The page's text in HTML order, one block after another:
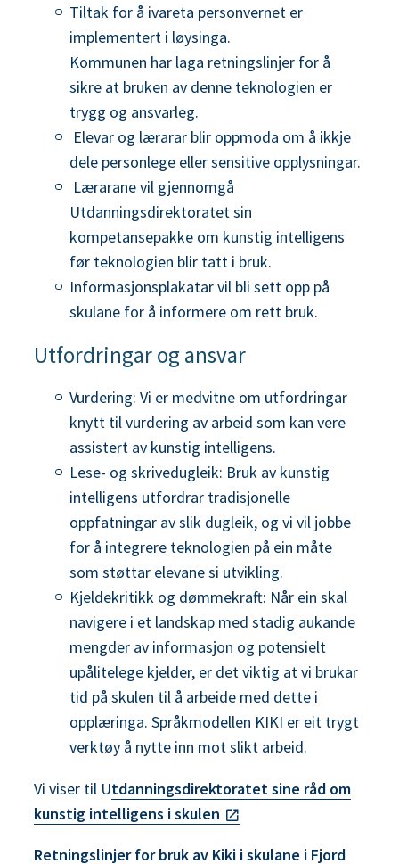
Tiltak for å ivareta personvernet er
implementert i løysinga.
Kommunen har laga retningslinjer for å
sikre at bruken av denne teknologien er
trygg og ansvarleg.
Elevar og lærarar blir oppmoda om å ikkje
dele personlege eller sensitive opplysningar.
Lærarane vil gjennomgå
Utdanningsdirektoratet sin
kompetansepakke om kunstig intelligens
før teknologien blir tatt i bruk.
Informasjonsplakatar vil bli sett opp på
skulane for å informere om rett bruk.
Utfordringar og ansvar
Vurdering: Vi er medvitne om utfordringar
knytt til vurdering av arbeid som kan vere
assistert av kunstig intelligens.
Lese- og skrivedugleik: Bruk av kunstig
intelligens utfordrar tradisjonelle
oppfatningar av slik dugleik, og vi vil jobbe
for å integrere teknologien på ein måte
som støttar elevane si utvikling.
Kjeldekritikk og dømmekraft: Når ein skal
navigere i et landskap med stadig aukande
mengder av informasjon og potensielt
upålitelege kjelder, er det viktig at vi brukar
tid på skulen til å arbeide med dette i
opplæringa. Språkmodellen KIKI er eit trygt
verktøy å nytte inn mot slikt arbeid.
Vi viser til Utdanningsdirektoratet sine råd om
kunstig intelligens i skulen
Retningslinjer for bruk av Kiki i skulane i Fjord